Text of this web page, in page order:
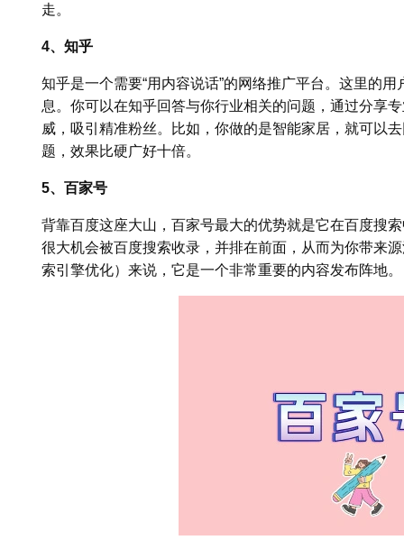
走。
4、知乎
知乎是一个需要“用内容说话”的网络推广平台。这里的
息。你可以在知乎回答与你行业相关的问题，通过分享
威，吸引精准粉丝。比如，你做的是智能家居，就可以
题，效果比硬广好十倍。
5、百家号
背靠百度这座大山，百家号最大的优势就是它在百度搜
很大机会被百度搜索收录，并排在前面，从而为你带来
索引擎优化）来说，它是一个非常重要的内容发布阵地。